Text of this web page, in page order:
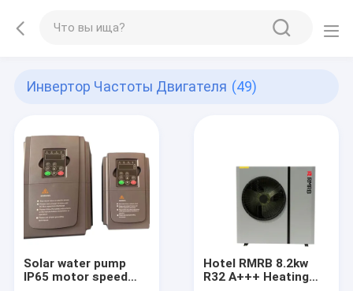
Инвертор Частоты Двигателя (49)
Solar water pump
IP65 motor speed
Hotel RMRB 8.2kw
R32 A+++ Heating